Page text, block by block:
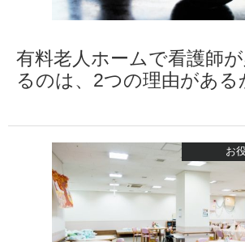
有料老人ホームで看護師
るのは、2つの理由がある
お